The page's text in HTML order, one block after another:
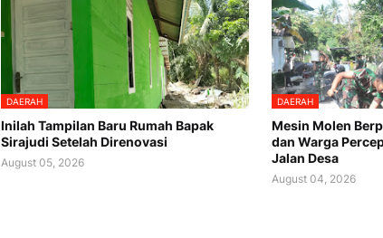
DAERAH
Inilah Tampilan Baru Rumah Bapak
Sirajudi Setelah Direnovasi
August 05, 2026
DAERAH
Mesin Molen
dan Warga
Jalan Desa
August 04, 2026